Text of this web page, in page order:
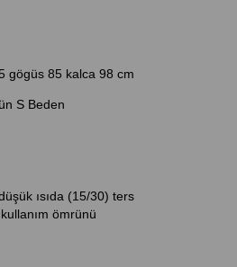
gögüs 85 kalca 98 cm
S Beden
ısıda (15/30) ters
ömrünü